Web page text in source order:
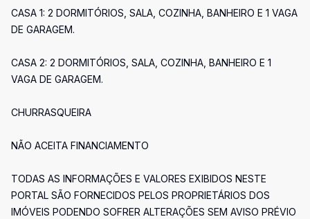
CASA 1: 2 DORMITÓRIOS, SALA, COZINHA, BANHEIRO E 1 VAGA
DE GARAGEM.
CASA 2: 2 DORMITÓRIOS, SALA, COZINHA, BANHEIRO E 1
VAGA DE GARAGEM.
CHURRASQUEIRA
NÃO ACEITA FINANCIAMENTO
TODAS AS INFORMAÇÕES E VALORES EXIBIDOS NESTE
PORTAL SÃO FORNECIDOS PELOS PROPRIETÁRIOS DOS
IMÓVEIS PODENDO SOFRER ALTERAÇÕES SEM AVISO PRÉVIO